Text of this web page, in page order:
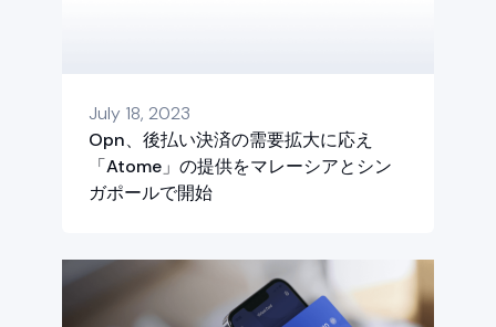
July 18, 2023
Opn、後払い決済の需要拡大に応え
「Atome」の提供をマレーシアとシン
ガポールで開始